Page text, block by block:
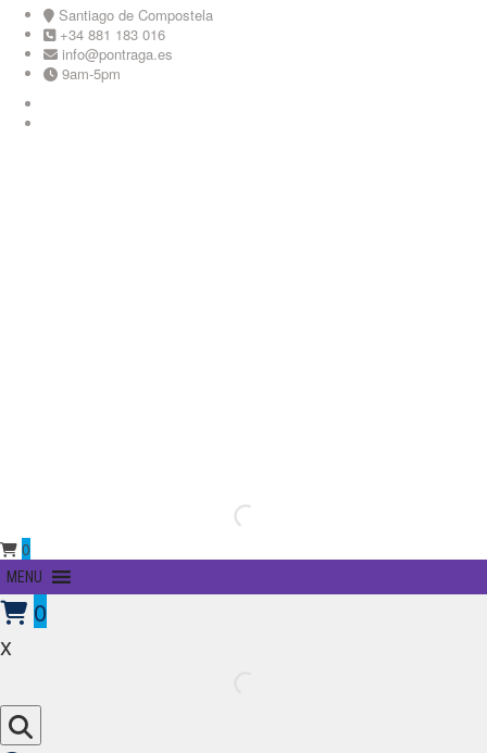
Skip
content
Santiago de Compostela
+34 881 183 016
info@pontraga.es
9am-5pm
0
Primary
Menu
MENU
0
x